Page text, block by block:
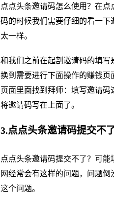
点点头条邀请码怎么使用？在
码的时候我们需要仔细的看一
太一样。
和我们之前在起剖邀请码的填
换到需要进行下面操作的赚钱
页面里面找到拜师：填写邀请
将邀请码写在上面了。
3.点点头条邀请码提交不了
点点头条邀请码提交不了？可
网经常会有这样的问题，问题
这个问题。